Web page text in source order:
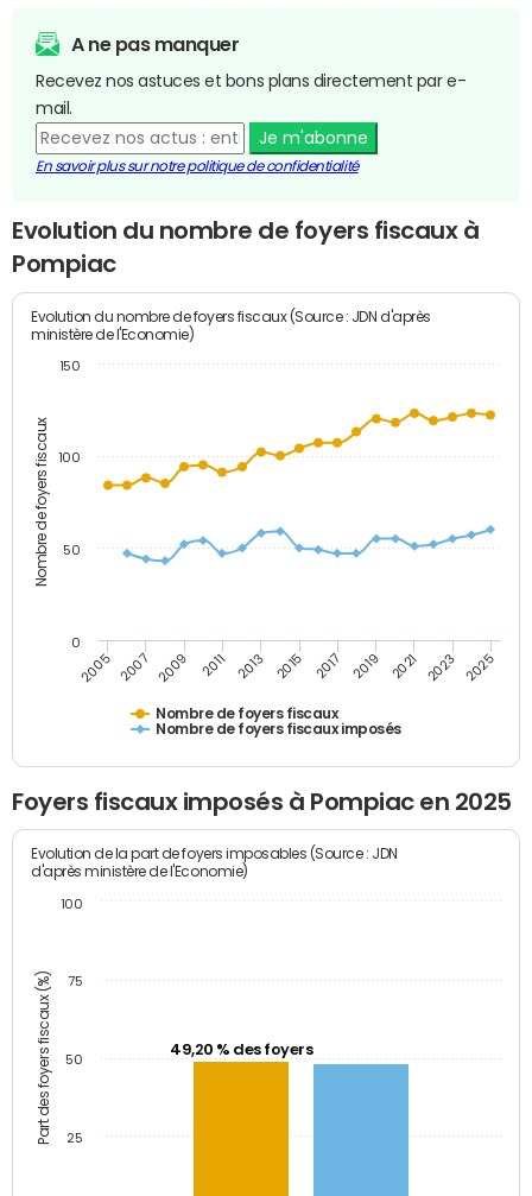
A ne pas manquer
Recevez nos astuces et bons plans directement par e-
mail.
Je m'abonne
En savoir plus sur notre politique de confidentialité
Evolution du nombre de foyers fiscaux à
Pompiac
Nombre de foyers fiscaux
Evolution du nombre de foyers fiscaux (Source : JDN d'après
ministère de l'Economie)
Nombre de foyers fiscaux
Nombre de foyers fiscaux imposés
2005 2007 2009 2011 2013 2015 2017 2019 2021 2023 2025
0
50
100
150
Foyers fiscaux imposés à Pompiac en 2025
Part des foyers fiscaux (%)
Evolution de la part de foyers imposables (Source : JDN
d'après ministère de l'Economie)
49,20 % des foyers
25
50
75
100